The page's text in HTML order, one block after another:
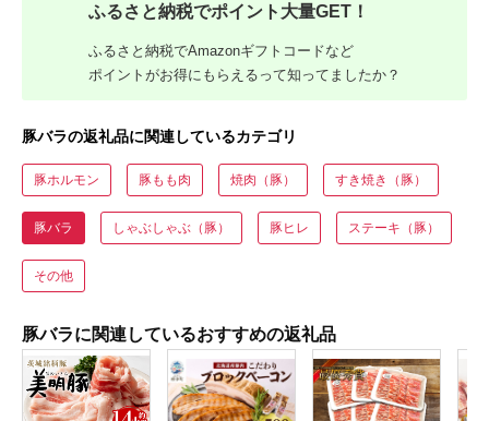
ふるさと納税でポイント大量GET！
ふるさと納税でAmazonギフトコードなど
ポイントがお得にもらえるって知ってましたか？
豚バラの返礼品に関連しているカテゴリ
豚ホルモン 豚もも肉 焼肉（豚） すき焼き（豚）
豚バラ しゃぶしゃぶ（豚） 豚ヒレ ステーキ（豚）
その他
豚バラに関連しているおすすめの返礼品